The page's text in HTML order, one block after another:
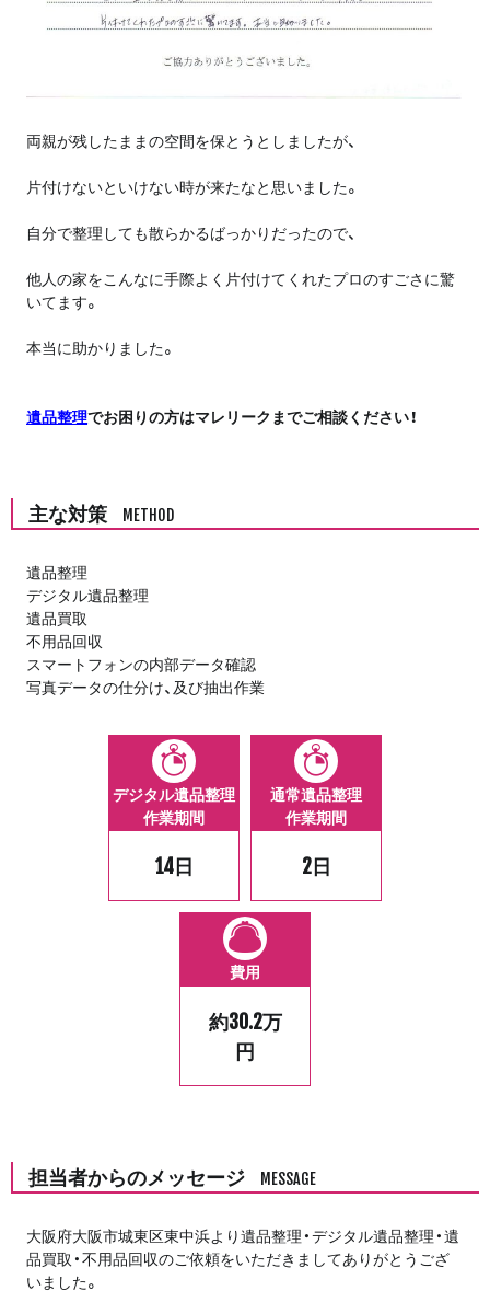
両親が残したままの空間を保とうとしましたが、
片付けないといけない時が来たなと思いました。
自分で整理しても散らかるばっかりだったので、
他人の家をこんなに手際よく片付けてくれたプロのすごさに驚
いてます。
本当に助かりました。
遺品整理でお困りの方はマレリークまでご相談ください！
主な対策 METHOD
遺品整理
デジタル遺品整理
遺品買取
不用品回収
スマートフォンの内部データ確認
写真データの仕分け、及び抽出作業
デジタル遺品整理
作業期間
14日
通常遺品整理
作業期間
2日
費用
約30.2万
円
担当者からのメッセージ MESSAGE
大阪府大阪市城東区東中浜より遺品整理・デジタル遺品整理・遺
品買取・不用品回収のご依頼をいただきましてありがとうござ
いました。